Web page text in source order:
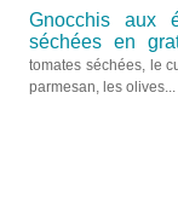
Gnocchis aux
séchées en
tomates séchées, le
parmesan, les olives...